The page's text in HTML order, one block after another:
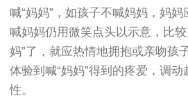
喊“妈妈”，如孩子不喊妈妈，妈
喊妈妈仍用微笑点头以示意，比
妈”了，就应热情地拥抱或亲吻孩
体验到喊“妈妈”得到的疼爱，调
性。